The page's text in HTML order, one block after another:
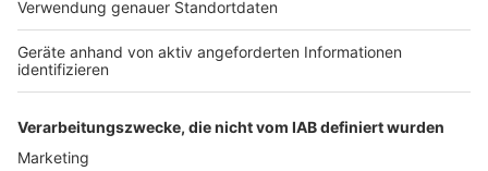
Co.
Wie wird der Inklusionsbeirat in Brühl gewählt?
Online-Elternabend zum Schulwechsel
Anzeige